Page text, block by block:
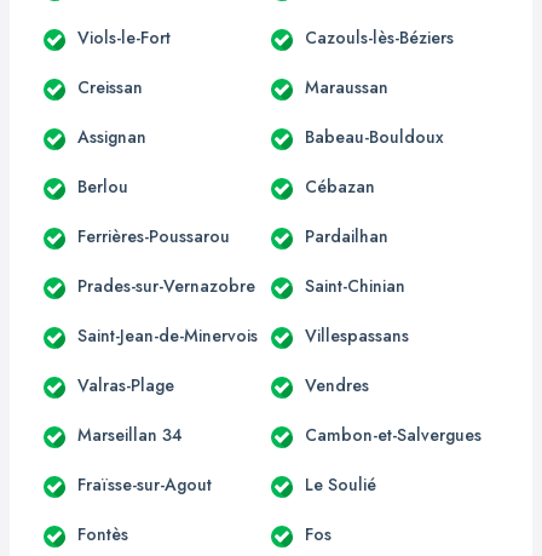
Viols-le-Fort Cazouls-lès-Béziers
Creissan Maraussan
Assignan Babeau-Bouldoux
Berlou Cébazan
Ferrières-Poussarou Pardailhan
Prades-sur-Vernazobre Saint-Chinian
Saint-Jean-de-Minervois Villespassans
Valras-Plage Vendres
Marseillan 34 Cambon-et-Salvergues
Fraïsse-sur-Agout Le Soulié
Fontès Fos